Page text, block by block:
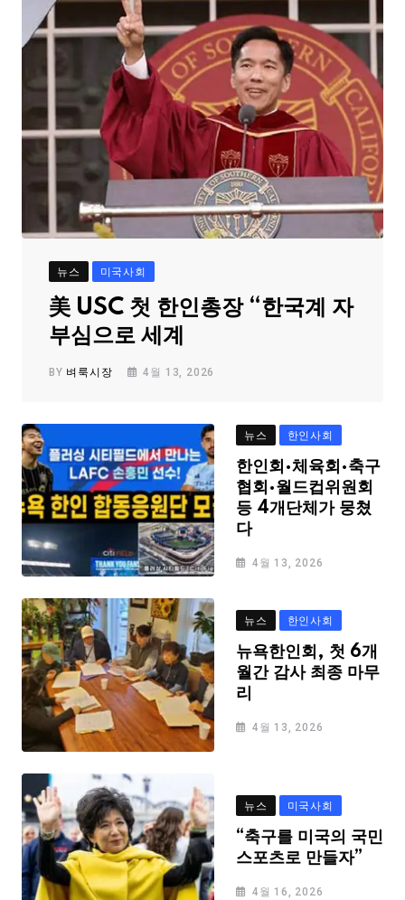
뉴스 미국사회
美 USC 첫 한인총장 “한국계 자
부심으로 세계
BY 벼룩시장 4월 13, 2026
뉴스 한인사회
한인회·체육회·축구
협회·월드컵위원회
등 4개단체가 뭉쳤
다
4월 13, 2026
뉴스 한인사회
뉴욕한인회, 첫 6개
월간 감사 최종 마무
리
4월 13, 2026
뉴스 미국사회
“축구를 미국의 국민
스포츠로 만들자”
4월 16, 2026